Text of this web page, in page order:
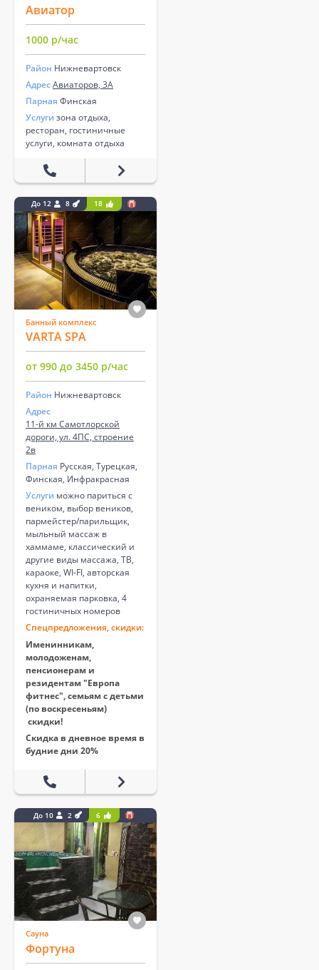
Авиатор
1000 р/час
Район Нижневартовск
АдресАвиаторов, 3А
Парная Финская
Услуги зона отдыха,
ресторан, гостиничные
услуги, комната отдыха
До 12 8 18
Банный комплекс
VARTA SPA
от 990 до 3450 р/час
Район Нижневартовск
Адрес
11-й км Самотлорской
дороги, ул. 4ПС, строение
2в
Парная Русская, Турецкая,
Финская, Инфракрасная
Услуги можно париться с
веником, выбор веников,
пармейстер/парильщик,
мыльный массаж в
хаммаме, классический и
другие виды массажа, ТВ,
караоке, WI-FI, авторская
кухня и напитки,
охраняемая парковка, 4
гостиничных номеров
Спецпредложения, скидки:
Именинникам,
молодоженам,
пенсионерам и
резидентам "Европа
фитнес", семьям с детьми
(по воскресеньям)
скидки!
Скидка в дневное время в
будние дни 20%
До 10 2 6
Сауна
Фортуна